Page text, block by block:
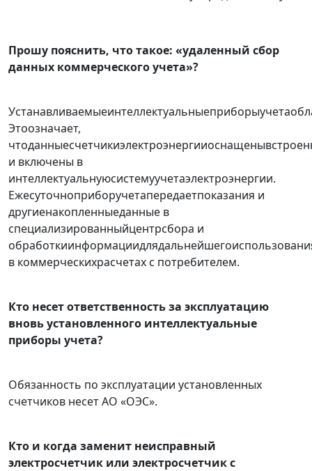
Прошу пояснить, что такое: «удаленный сбор
данных коммерческого учета»?
Этоозначает,
и включены в
интеллектуальнуюсистемуучетаэлектроэнергии.
Ежесуточноприборучетапередаетпоказания и
другиенакопленныеданные в
специализированныйцентрсбора и
в коммерческихрасчетах с потребителем.
Кто несет ответственность за эксплуатацию
вновь установленного интеллектуальные
приборы учета?
Обязанность по эксплуатации установленных
счетчиков несет АО «ОЭС».
Кто и когда заменит неисправный
электросчетчик или электросчетчик с